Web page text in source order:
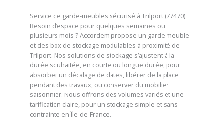
Service de garde-meubles sécurisé à Trilport (77470)
Besoin d’espace pour quelques semaines ou
plusieurs mois ? Accordem propose un garde meuble
et des box de stockage modulables à proximité de
Trilport. Nos solutions de stockage s’ajustent à la
durée souhaitée, en courte ou longue durée, pour
absorber un décalage de dates, libérer de la place
pendant des travaux, ou conserver du mobilier
saisonnier. Nous offrons des volumes variés et une
tarification claire, pour un stockage simple et sans
contrainte en Île-de-France.